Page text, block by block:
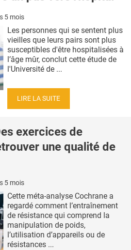
5 mois
Les personnes qui se sentent plus
vieilles que leurs pairs sont plus
susceptibles d'être hospitalisées à
l’âge mûr, conclut cette étude de
l'Université de ...
LIRE LA SUITE
exercices de
une qualité de
5 mois
Cette méta-analyse Cochrane a
regardé comment l’entraînement
de résistance qui comprend la
manipulation de poids,
l’utilisation d’appareils ou de
résistances ...